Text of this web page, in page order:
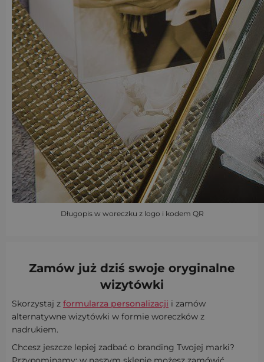
Długopis w woreczku z logo i kodem QR
Zamów już dziś swoje oryginalne
wizytówki
Skorzystaj z formularza personalizacji i zamów
alternatywne wizytówki w formie woreczków z
nadrukiem.
Chcesz jeszcze lepiej zadbać o branding Twojej marki?